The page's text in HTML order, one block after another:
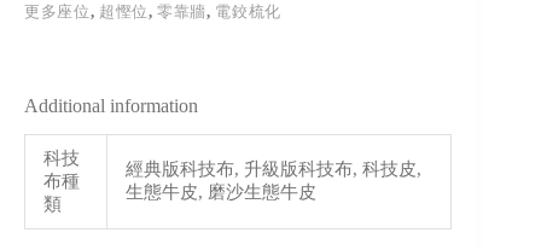
更多座位, 超慳位,零靠牆, 電鉸梳化
Additional information
科技
布種
類
經典版科技布, 升級版科技布, 科技皮,
生態牛皮, 磨沙生態牛皮